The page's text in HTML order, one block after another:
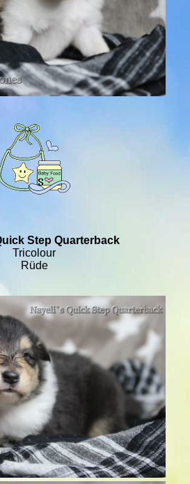
Step Quarterback
Tricolour
Rüde